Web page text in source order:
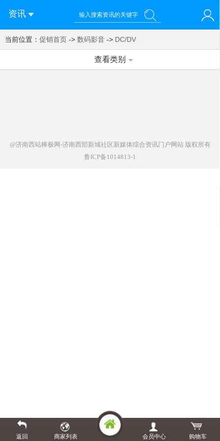
资讯
您好！欢迎来到济南西站棒极网-济南西部新城社区新媒体综
合资讯门户网站
登录 注册 微信快速登录
当前位置： 促销首页 -> 数码影音 -> DC/DV
查看类别
@济南西站棒极网-济南西部新城社区新媒体综合资讯门户网站版权所有
鲁ICP备1014813-1
返回 商家列表 会员中心 购物车